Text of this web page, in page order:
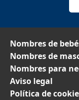
Nombres de
Nombres de
Nombres para
Aviso legal
Política de